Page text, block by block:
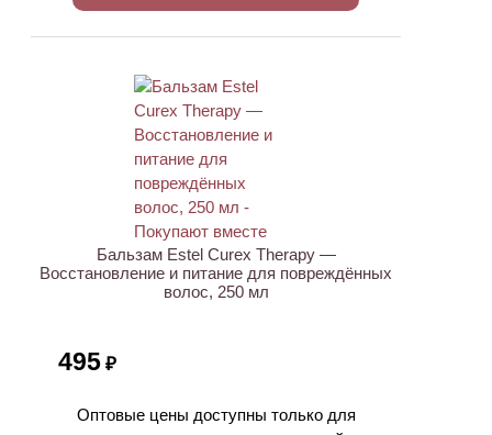
Бальзам Estel Curex Therapy —
Восстановление и питание для повреждённых
волос, 250 мл
495 ₽
Оптовые цены доступны только для